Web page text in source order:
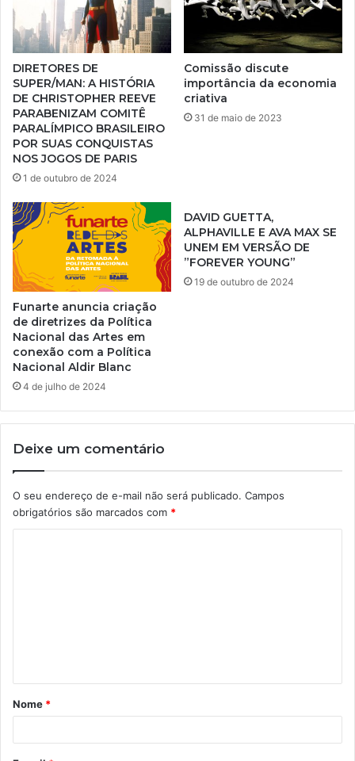
DIRETORES DE
SUPER/MAN: A HISTÓRIA
DE CHRISTOPHER REEVE
PARABENIZAM COMITÊ
PARALÍMPICO BRASILEIRO
POR SUAS CONQUISTAS
NOS JOGOS DE PARIS
1 de outubro de 2024
Comissão discute
importância da economia
criativa
31 de maio de 2023
Funarte anuncia criação
de diretrizes da Política
Nacional das Artes em
conexão com a Política
Nacional Aldir Blanc
4 de julho de 2024
DAVID GUETTA,
ALPHAVILLE E AVA MAX SE
UNEM EM VERSÃO DE
”FOREVER YOUNG”
19 de outubro de 2024
Deixe um comentário
O seu endereço de e-mail não será publicado. Campos
obrigatórios são marcados com *
á
r
Nome *